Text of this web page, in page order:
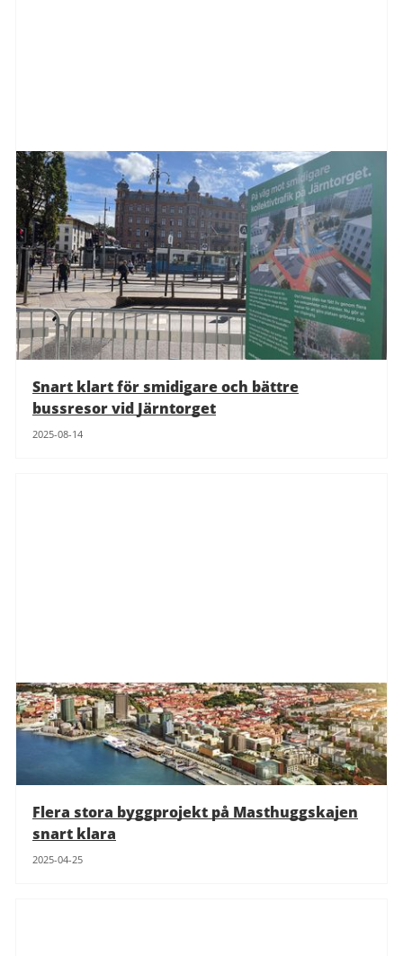
Snart klart för smidigare och bättre
bussresor vid Järntorget
2025-08-14
Flera stora byggprojekt på Masthuggskajen
snart klara
2025-04-25